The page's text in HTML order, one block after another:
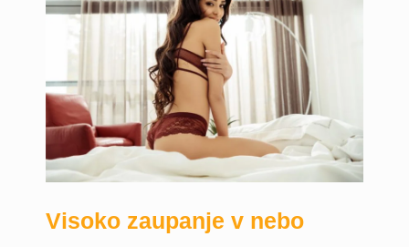
Visoko zaupanje v nebo